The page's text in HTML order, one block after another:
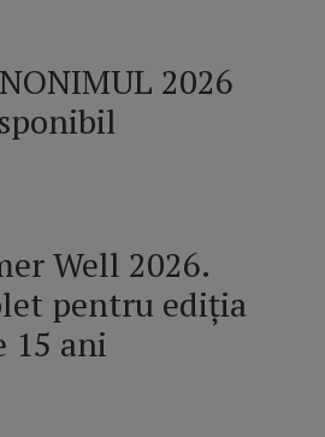
2026
Well 2026.
pentru ediția
15 ani